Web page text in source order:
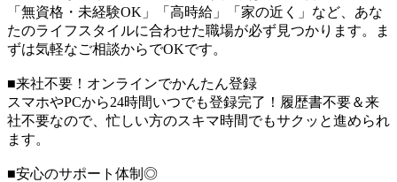
「無資格・未経験OK」「高時給」「家の近く」など、あな
たのライフスタイルに合わせた職場が必ず見つかります。ま
ずは気軽なご相談からでOKです。
■来社不要！オンラインでかんたん登録
スマホやPCから24時間いつでも登録完了！履歴書不要＆来
社不要なので、忙しい方のスキマ時間でもサクッと進められ
ます。
■安心のサポート体制◎